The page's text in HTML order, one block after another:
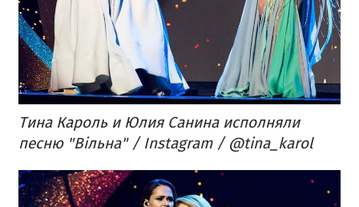
Тина Кароль и Юлия Санина исполняли
песню "Вільна" / Instagram / @tina_karol